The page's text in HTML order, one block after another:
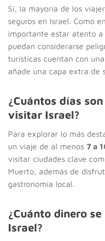
Sí, la mayoría de los
seguros en Israel. Como
importante estar atento
puedan considerarse
turísticas cuentan con
añade una capa extra de
¿Cuántos días
visitar Israel?
Para explorar lo más
un viaje de al menos 7 a
visitar ciudades clave
Muerto, además de
gastronomía local.
¿Cuánto dinero
Israel?